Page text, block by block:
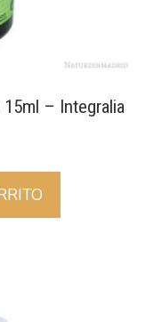
15ml – Integralia